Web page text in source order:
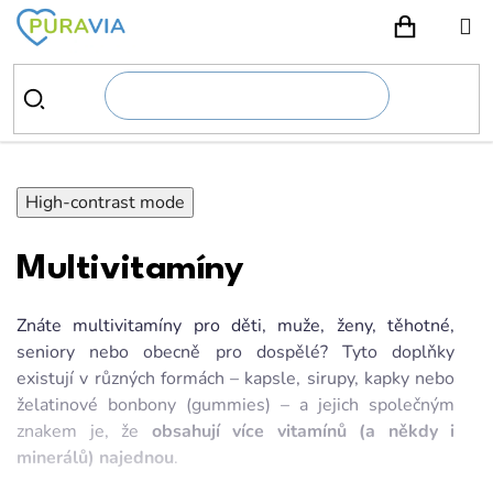
Přejít
obsah
High-contrast mode
Multivitamíny
Znáte multivitamíny pro děti, muže, ženy, těhotné,
seniory nebo obecně pro dospělé? Tyto doplňky
existují v různých formách – kapsle, sirupy, kapky nebo
želatinové bonbony (gummies) – a jejich společným
znakem je, že obsahují více vitamínů (a někdy i
minerálů) najednou.